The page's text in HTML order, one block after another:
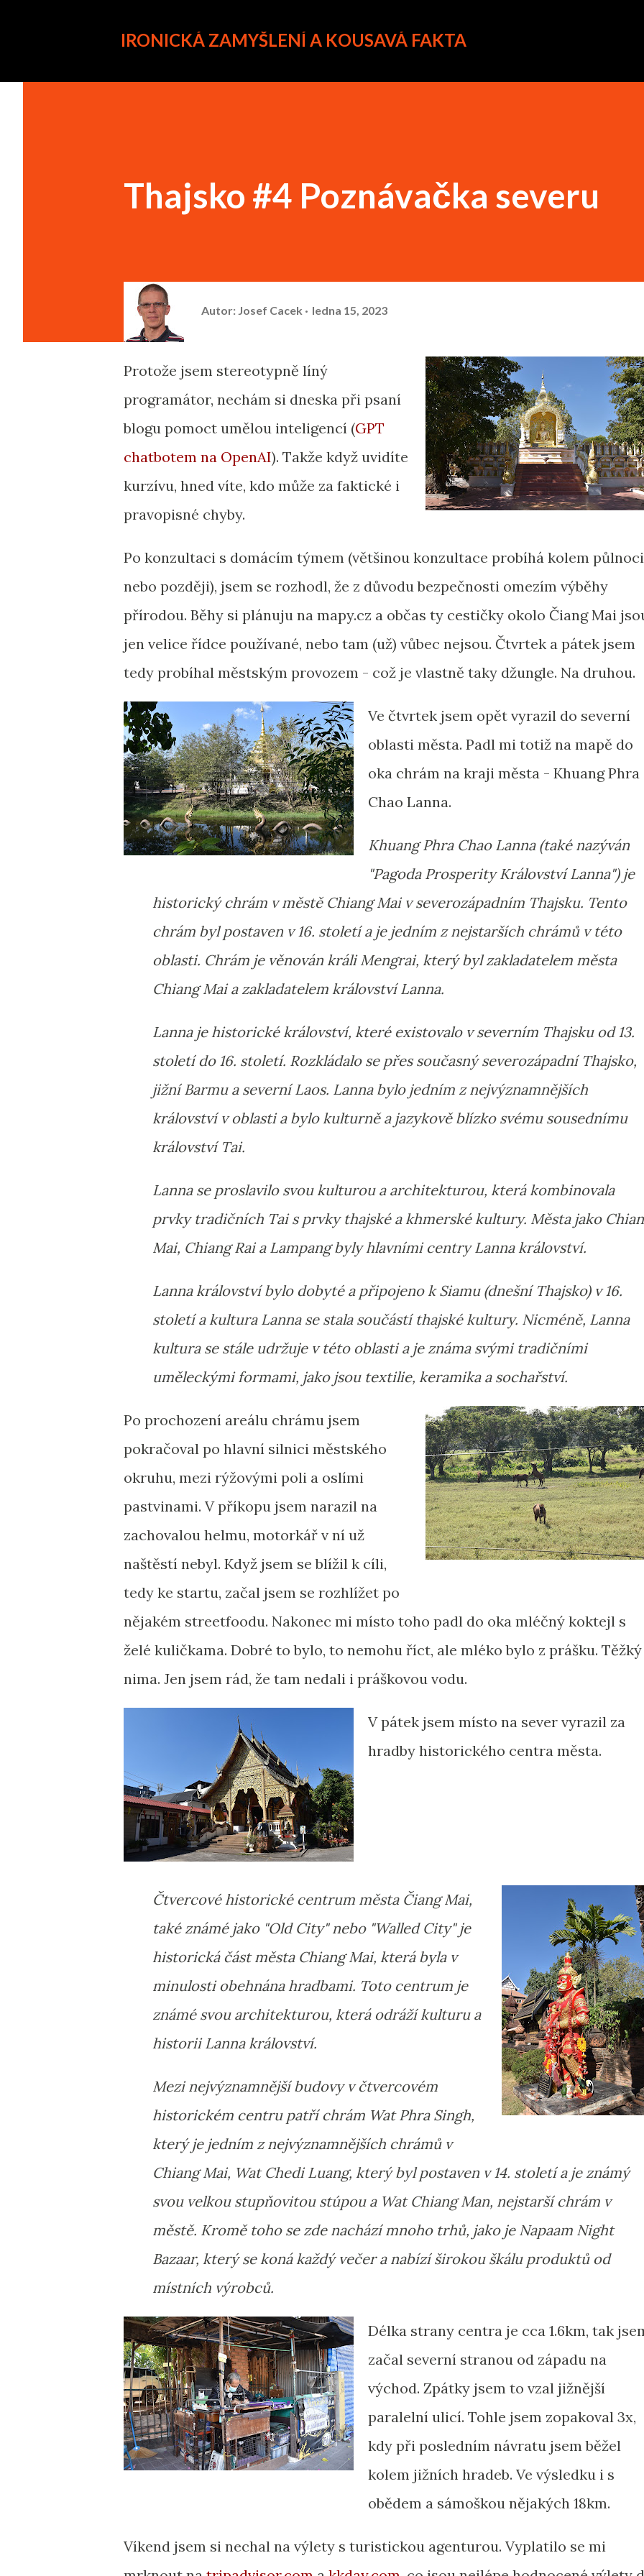
IRONICKÁ ZAMYŠLENÍ A KOUSAVÁ FAKTA
Thajsko #4 Poznávačka severu
Autor: Josef Cacek ledna 15, 2023
Protože jsem stereotypně líný
programátor, nechám si dneska při psaní
blogu pomoct umělou inteligencí (GPT
chatbotem na OpenAI). Takže když uvidíte
kurzívu, hned víte, kdo může za faktické i
pravopisné chyby.
Po konzultaci s domácím týmem (většinou konzultace probíhá kolem půlnoci
nebo později), jsem se rozhodl, že z důvodu bezpečnosti omezím výběhy
přírodou. Běhy si plánuju na mapy.cz a občas ty cestičky okolo Čiang Mai
jen velice řídce používané, nebo tam (už) vůbec nejsou. Čtvrtek a pátek jsem
tedy probíhal městským provozem - což je vlastně taky džungle. Na druhou.
Ve čtvrtek jsem opět vyrazil do severní
oblasti města. Padl mi totiž na mapě do
oka chrám na kraji města - Khuang Phra
Chao Lanna.
Khuang Phra Chao Lanna (také nazýván
"Pagoda Prosperity Království Lanna") je
historický chrám v městě Chiang Mai v severozápadním Thajsku. Tento
chrám byl postaven v 16. století a je jedním z nejstarších chrámů v této
oblasti. Chrám je věnován králi Mengrai, který byl zakladatelem města
Chiang Mai a zakladatelem království Lanna.
Lanna je historické království, které existovalo v severním Thajsku od 13.
století do 16. století. Rozkládalo se přes současný severozápadní Thajsko,
jižní Barmu a severní Laos. Lanna bylo jedním z nejvýznamnějších
království v oblasti a bylo kulturně a jazykově blízko svému sousednímu
království Tai.
Lanna se proslavilo svou kulturou a architekturou, která kombinovala
prvky tradičních Tai s prvky thajské a khmerské kultury. Města jako
Mai, Chiang Rai a Lampang byly hlavními centry Lanna království.
Lanna království bylo dobyté a připojeno k Siamu (dnešní Thajsko) v 16.
století a kultura Lanna se stala součástí thajské kultury. Nicméně, Lanna
kultura se stále udržuje v této oblasti a je známa svými tradičními
uměleckými formami, jako jsou textilie, keramika a sochařství.
Po prochození areálu chrámu jsem
pokračoval po hlavní silnici městského
okruhu, mezi rýžovými poli a oslími
pastvinami. V příkopu jsem narazil na
zachovalou helmu, motorkář v ní už
naštěstí nebyl. Když jsem se blížil k cíli,
tedy ke startu, začal jsem se rozhlížet po
nějakém streetfoodu. Nakonec mi místo toho padl do oka mléčný koktejl s
želé kuličkama. Dobré to bylo, to nemohu říct, ale mléko bylo z prášku.
nima. Jen jsem rád, že tam nedali i práškovou vodu.
V pátek jsem místo na sever vyrazil za
hradby historického centra města.
Čtvercové historické centrum města Čiang Mai,
také známé jako "Old City" nebo "Walled City" je
historická část města Chiang Mai, která byla v
minulosti obehnána hradbami. Toto centrum je
známé svou architekturou, která odráží kulturu a
historii Lanna království.
Mezi nejvýznamnější budovy v čtvercovém
historickém centru patří chrám Wat Phra Singh,
který je jedním z nejvýznamnějších chrámů v
Chiang Mai, Wat Chedi Luang, který byl postaven v 14. století a je známý
svou velkou stupňovitou stúpou a Wat Chiang Man, nejstarší chrám v
městě. Kromě toho se zde nachází mnoho trhů, jako je Napaam Night
Bazaar, který se koná každý večer a nabízí širokou škálu produktů od
místních výrobců.
Délka strany centra je cca 1.6km, tak
začal severní stranou od západu na
východ. Zpátky jsem to vzal jižnější
paralelní ulicí. Tohle jsem zopakoval 3x,
kdy při posledním návratu jsem běžel
kolem jižních hradeb. Ve výsledku i s
obědem a sámoškou nějakých 18km.
Víkend jsem si nechal na výlety s turistickou agenturou. Vyplatilo se mi